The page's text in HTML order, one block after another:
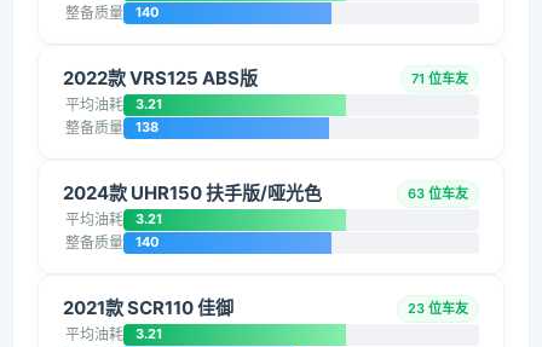
整备质量 140
2022款 VRS125 ABS版 71 位车友
平均油耗 3.21
整备质量 138
2024款 UHR150 扶手版/哑光色 63 位车友
平均油耗 3.21
整备质量 140
2021款 SCR110 佳御 23 位车友
平均油耗 3.21